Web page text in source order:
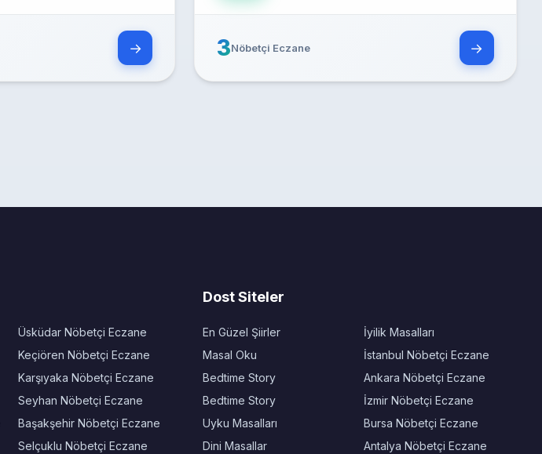
→ 3Nöbetçi Eczane →
Üsküdar Nöbetçi Eczane
Keçiören Nöbetçi Eczane
Karşıyaka Nöbetçi Eczane
Seyhan Nöbetçi Eczane
Başakşehir Nöbetçi Eczane
Selçuklu Nöbetçi Eczane
Dost Siteler
En Güzel Şiirler
Masal Oku
Bedtime Story
Bedtime Story
Uyku Masalları
Dini Masallar
İyilik Masalları
İstanbul Nöbetçi Eczane
Ankara Nöbetçi Eczane
İzmir Nöbetçi Eczane
Bursa Nöbetçi Eczane
Antalya Nöbetçi Eczane